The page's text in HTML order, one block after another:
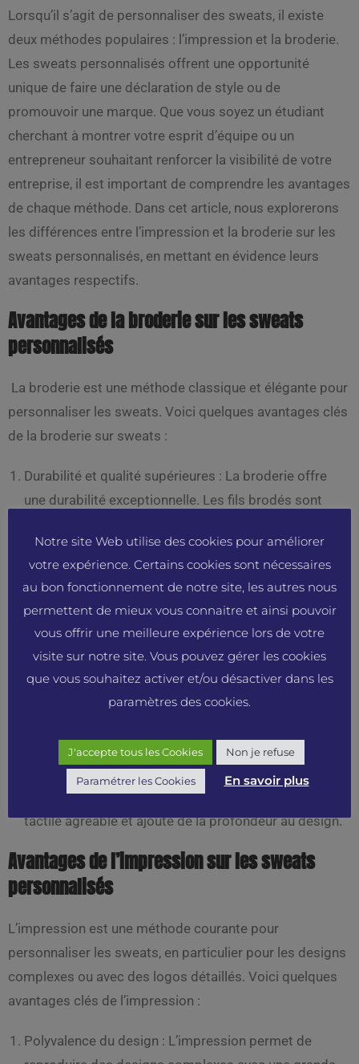
Lorsqu’il s’agit de personnaliser des sweats, il existe
deux méthodes populaires : l’impression et la broderie.
Les sweats personnalisés offrent une opportunité
unique de faire une déclaration de style ou de
promouvoir une marque. Que vous soyez un étudiant
cherchant à montrer votre esprit d’équipe ou un
entrepreneur souhaitant renforcer la visibilité de votre
entreprise, il est important de comprendre les avantages
de chaque méthode. Dans cet article, nous explorerons
les différences entre l’impression et la broderie sur les
sweats personnalisés, en mettant en évidence leurs
avantages respectifs.
Avantages de la broderie sur les sweats
personnalisés
La broderie est une méthode classique et élégante pour
personnaliser les sweats. Voici quelques avantages clés
de la broderie sur sweats :
Durabilité et qualité supérieures : La broderie offre
une durabilité exceptionnelle. Les fils brodés sont
sans se dégrader. Cela garantit que votre logo ou
votre texte reste net et visible sur le long terme.
Aspect professionnel : La broderie ajoute une touche
d’élégance et de professionnalisme aux sweats
personnalisés. Elle est souvent préférée par les
entrepreneurs qui souhaitent véhiculer une image de
qualité et de sérieux pour leur marque.
Texture et relief : Contrairement à l’impression qui est
plate, la broderie ajoute une texture et un relief subtil
aux sweats personnalisés. Cela crée une sensation
tactile agréable et ajoute de la profondeur au design.
Avantages de l’impression sur les sweats
personnalisés
L’impression est une méthode courante pour
personnaliser les sweats, en particulier pour les designs
complexes ou avec des logos détaillés. Voici quelques
avantages clés de l’impression :
Polyvalence du design : L’impression permet de
Notre site Web utilise des cookies pour améliorer
votre expérience. Certains cookies sont nécessaires
au bon fonctionnement de notre site, les autres nous
permettent de mieux vous connaitre et ainsi pouvoir
vous offrir une meilleure expérience lors de votre
visite sur notre site. Vous pouvez gérer les cookies
que vous souhaitez activer et/ou désactiver dans les
paramètres des cookies.
J'accepte tous les Cookies Non je refuse
Paramétrer les Cookies En savoir plus